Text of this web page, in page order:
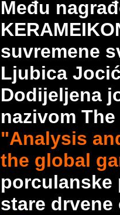
Među
suvremene
Ljubica
Dodijeljena
nazivom
"Analysis
the global
porculanske
stare drvene